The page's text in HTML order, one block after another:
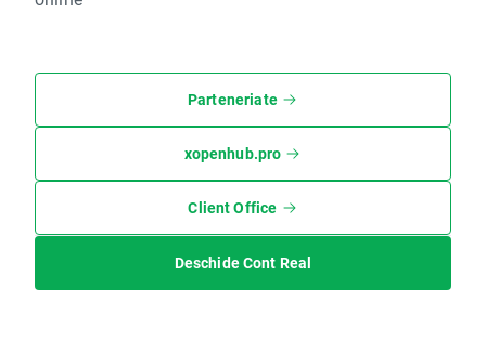
Parteneriate
xopenhub.pro
Client Office
Deschide Cont Real